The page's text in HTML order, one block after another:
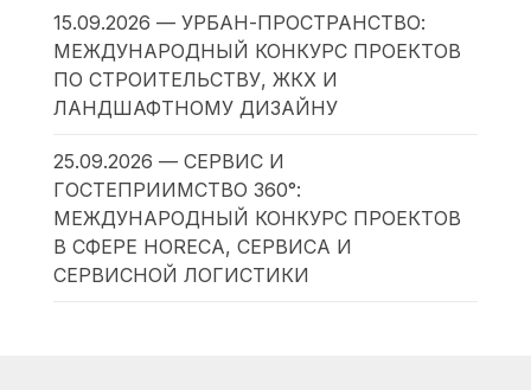
15.09.2026 — УРБАН-ПРОСТРАНСТВО:
МЕЖДУНАРОДНЫЙ КОНКУРС ПРОЕКТОВ
ПО СТРОИТЕЛЬСТВУ, ЖКХ И
ЛАНДШАФТНОМУ ДИЗАЙНУ
25.09.2026 — СЕРВИС И
ГОСТЕПРИИМСТВО 360°:
МЕЖДУНАРОДНЫЙ КОНКУРС ПРОЕКТОВ
В СФЕРЕ HORECA, СЕРВИСА И
СЕРВИСНОЙ ЛОГИСТИКИ